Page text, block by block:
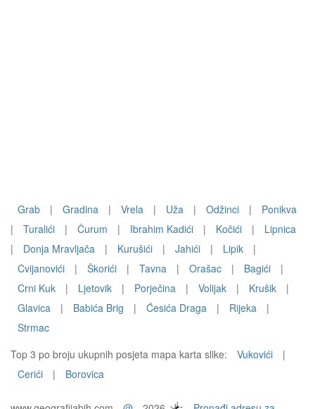
Grab | Gradina | Vrela | Uža | Odžinci |
Ponikva
|
Turalići | Čurum | Ibrahim Kadići | Kočići |
Lipnica
|
Donja Mravljača | Kurušići | Jahići | Lipik
|
Cvijanovići
| Škorići | Tavna | Orašac | Bagići
|
Crni Kuk
| Ljetovik | Porječina | Volijak | Krušik
|
Glavica
| Babića Brig | Ćesića Draga | Rijeka
|
Strmac
Top 3 po broju ukupnih posjeta mapa karta slike:
Vukovići
|
Cerići
| Borovica